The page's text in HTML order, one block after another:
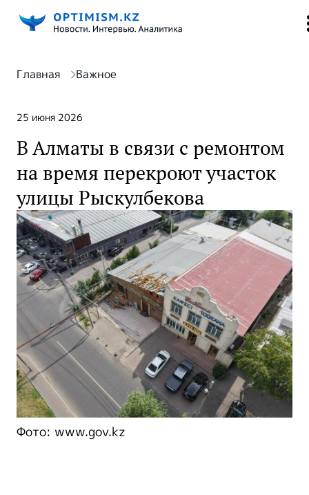
Главная Важное
25 июня 2026
В Алматы в связи с ремонтом
на время перекроют участок
улицы Рыскулбекова
Фото: www.gov.kz